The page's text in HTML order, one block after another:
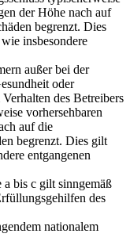
der Höhe nach auf
begrenzt. Dies
insbesondere
außer bei der
oder
des Betreibers
vorhersehbaren
auf die
begrenzt. Dies gilt
entgangenen
bis c gilt sinngemäß
des
nationalem